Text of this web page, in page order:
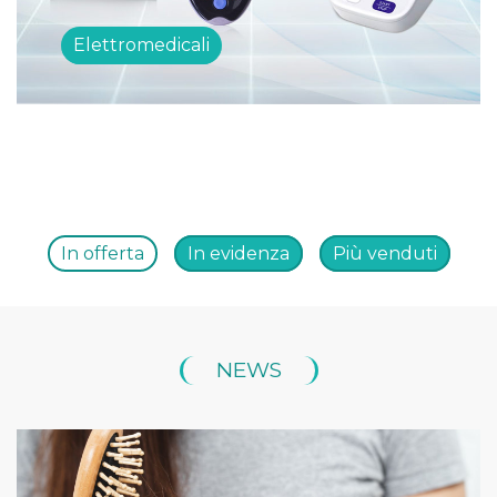
Elettromedicali
In offerta In evidenza Più venduti
NEWS